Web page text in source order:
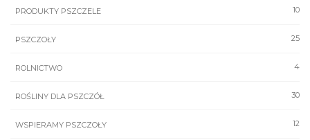
10
PRODUKTY PSZCZELE
25
PSZCZOŁY
4
ROLNICTWO
30
ROŚLINY DLA PSZCZÓŁ
12
WSPIERAMY PSZCZOŁY